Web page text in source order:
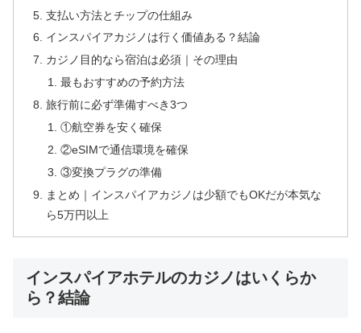
支払い方法とチップの仕組み
インスパイアカジノは行く価値ある？結論
カジノ目的なら宿泊は必須｜その理由
最もおすすめの予約方法
旅行前に必ず準備すべき3つ
①航空券を安く確保
②eSIMで通信環境を確保
③変換プラグの準備
まとめ｜インスパイアカジノは少額でもOKだが本気な
ら5万円以上
インスパイアホテルのカジノはいくらか
ら？結論